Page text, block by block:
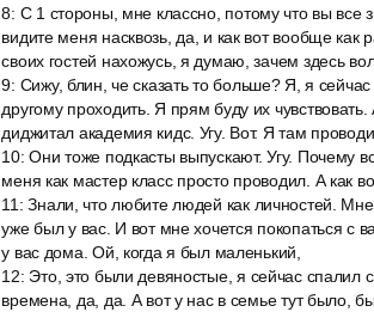
8: С 1 стороны, мне классно, потому что вы все
видите меня насквозь, да, и как вот вообще
своих гостей нахожусь, я думаю, зачем здесь
9: Сижу, блин, че сказать то больше? Я, я
другому проходить. Я прям буду их
диджитал академия кидс. Угу. Вот. Я там
10:Они тоже подкасты выпускают. Угу. Почему
меня как мастер класс просто проводил. А как
11 :Знали, что любите людей как личностей. Мне
уже был у вас. И вот мне хочется покопаться с
у вас дома. Ой, когда я был маленький,
12: Это, это были девяностые, я сейчас спалил
времена, да, да. А вот у нас в семье тут было,